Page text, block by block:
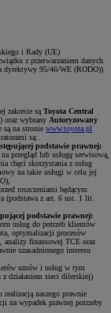
i Rady (UE)
z przetwarzaniem danych
dyrektywy 95/46/WE (RODO))
zakresie są Toyota Central
) oraz wybrany Autoryzowany
są na stronie www.toyota.pl
są:.
podstawie prawnej:
przegląd lub usługę serwisową,
chęci skorzystania z usług
na takie usługi w celu jej
roszczeniami będącym
(podstawa z art. 6 ust. 1 lit.
podstawie prawnej:
usług do potrzeb klientów
optymalizacji procesów
analizy finansowej TCE oraz
uzasadnionego interesu
umów i usług w tym
działaniem sieci dilerskiej)
naszego prawnie
na wypadek prawnej potrzeby